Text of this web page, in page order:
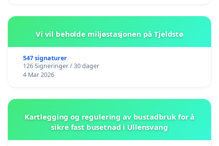
Vi vil beholde miljøstasjonen på Tjeldstø
547 signaturer
126 Signeringer / 30 dager
4 Mar 2026
Kartlegging og regulering av bustadbruk for å
sikre fast busetnad i Ullensvang